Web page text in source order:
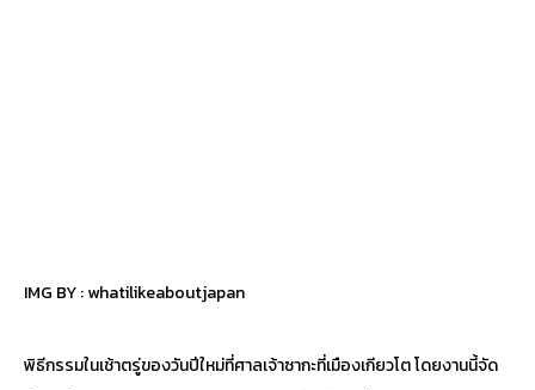
IMG BY :whatilikeaboutjapan
พิธีกรรมในเช้าตรู่ของวันปีใหม่ที่ศาลเจ้าซากะที่เมืองเกียวโต โดยงานนี้จัด